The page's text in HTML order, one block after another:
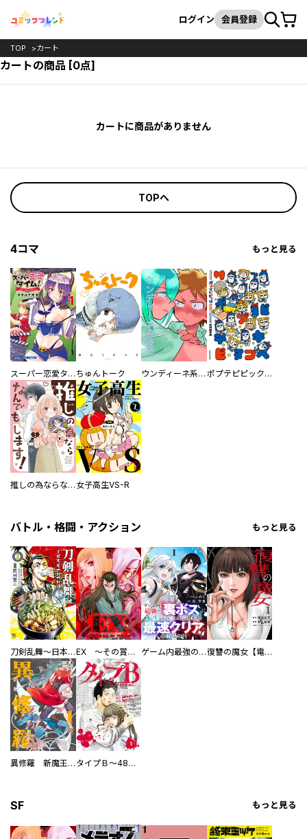
検索
ログイン 会員登録カート
TOP カート
カートの商品 [0点]
カートに商品がありません
TOPへ
4コマ もっと見る
スーパー恋愛タイム！～現場でドＳな彼女は自宅でデレる～ ちゅんトーク ウンディーネ系彼氏 ポプテピピック SEASON EIGHT
推しの為ならなんでもします！ 女子高生VS-R
バトル・格闘・アクション もっと見る
刀剣乱舞～日本号つれづれ酒～ EX ～その賞金稼ぎは、世界の出口を探す～【単行本版】 ゲーム内最強の『裏ボス』に転生したので、主人公の代わりに最速クリアを目指します！【電子単行本版】 復讐の魔女【電子単行本版】
異修羅 新魔王戦争 タイプＢ～48時間後、致死率100％～【単話】
SF もっと見る